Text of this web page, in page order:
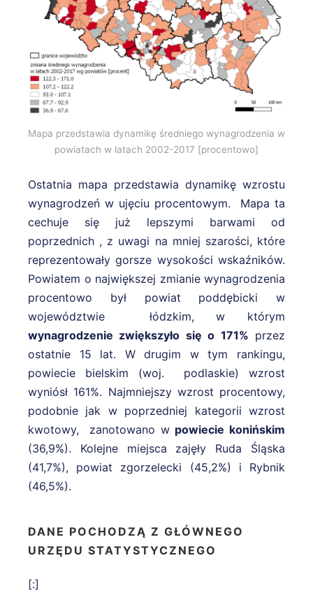
Mapa przedstawia dynamikę średniego wynagrodzenia w
powiatach w latach 2002-2017 [procentowo]
Ostatnia mapa przedstawia dynamikę wzrostu
wynagrodzeń w ujęciu procentowym. Mapa ta
cechuje się już lepszymi barwami od
poprzednich , z uwagi na mniej szarości, które
reprezentowały gorsze wysokości wskaźników.
Powiatem o największej zmianie wynagrodzenia
procentowo był powiat poddębicki w
województwie łódzkim, w którym
wynagrodzenie zwiększyło się o 171% przez
ostatnie 15 lat. W drugim w tym rankingu,
powiecie bielskim (woj. podlaskie) wzrost
wyniósł 161%. Najmniejszy wzrost procentowy,
podobnie jak w poprzedniej kategorii wzrost
kwotowy, zanotowano w powiecie konińskim
(36,9%). Kolejne miejsca zajęły Ruda Śląska
(41,7%), powiat zgorzelecki (45,2%) i Rybnik
(46,5%).
DANE POCHODZĄ Z GŁÓWNEGO
URZĘDU STATYSTYCZNEGO
[:]